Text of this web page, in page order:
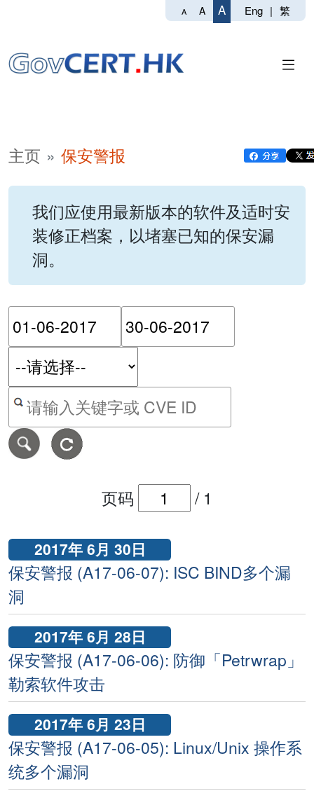
A A A Eng | 繁
主页 保安警报
我们应使用最新版本的软件及适时安
装修正档案，以堵塞已知的保安漏
洞。
请输入搜索日期范围的开
按关键字或 CVE ID 搜寻保安警报
页码 / 1
2017年 6月 30日
保安警报 (A17-06-07): ISC BIND多个漏
洞
2017年 6月 28日
保安警报 (A17-06-06): 防御「Petrwrap」
勒索软件攻击
2017年 6月 23日
保安警报 (A17-06-05): Linux/Unix 操作系
统多个漏洞